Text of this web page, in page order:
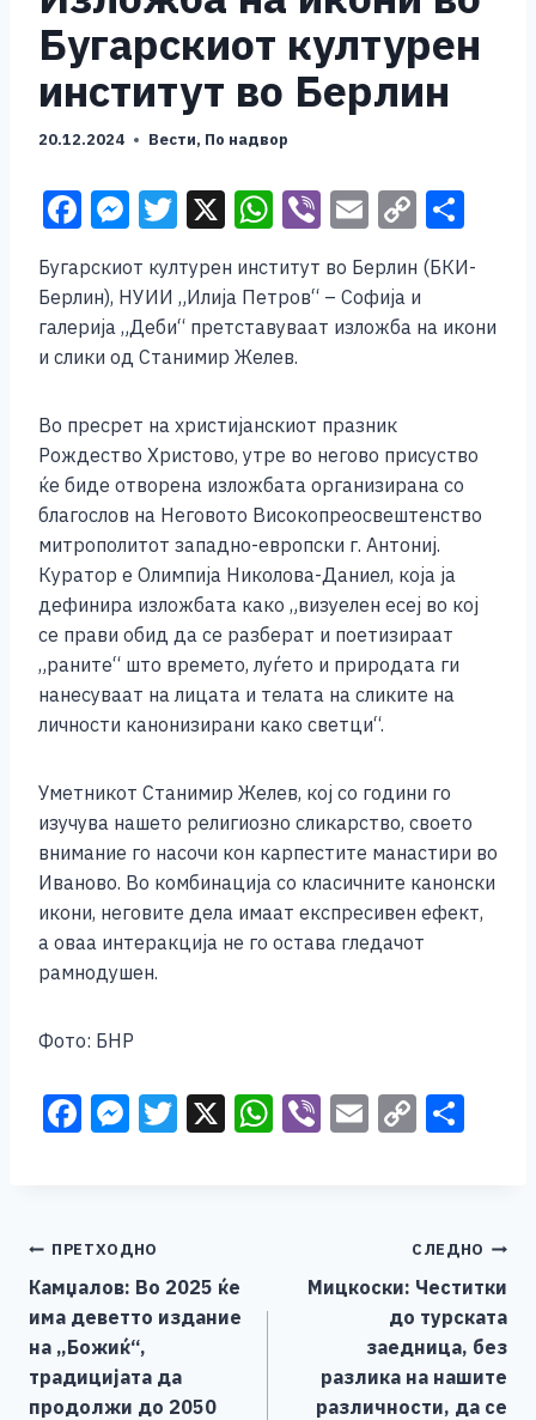
Бугарскиот културен
институт во Берлин
20.12.2024 Вести, По надвор
F
c
e
b
o
k
M
ss
e
n
er
T
tt
er
X W
at
s
A
p
Vi
er
E
ai
l
C
o
p
y
k
h
ar
e
Бугарскиот културен институт во Берлин (БКИ-
Берлин), НУИИ „Илија Петров“ – Софија и
галерија „Деби“ претставуваат изложба на икони
и слики од Станимир Желев.
Во пресрет на христијанскиот празник
Рождество Христово, утре во негово присуство
ќе биде отворена изложбата организирана со
благослов на Неговото Високопреосвештенство
митрополитот западно-европски г. Антониј.
Куратор е Олимпија Николова-Даниел, која ја
дефинира изложбата како „визуелен есеј во кој
се прави обид да се разберат и поетизираат
„раните“ што времето, луѓето и природата ги
нанесуваат на лицата и телата на сликите на
личности канонизирани како светци“.
Уметникот Станимир Желев, кој со години го
изучува нашето религиозно сликарство, своето
внимание го насочи кон карпестите манастири во
Иваново. Во комбинација со класичните канонски
икони, неговите дела имаат експресивен ефект,
а оваа интеракција не го остава гледачот
рамнодушен.
Фото: БНР
F
b
o
o
k
M
n
g
er
T X W Vi E C
Li
n
k
Навигација
на
напис
ПРЕТХОДНО
Камџалов: Во 2025 ќе
има деветто издание
на „Божиќ“,
традицијата да
продолжи до 2050
СЛЕДНО
Мицкоски: Честитки
до турската
заедница, без
разлика на нашите
различности, да се